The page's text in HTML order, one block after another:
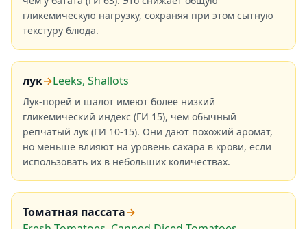
гликемическую нагрузку, сохраняя при этом сытную
текстуру блюда.
лук→Leeks, Shallots
Лук-порей и шалот имеют более низкий
гликемический индекс (ГИ 15), чем обычный
репчатый лук (ГИ 10-15). Они дают похожий аромат,
но меньше влияют на уровень сахара в крови, если
использовать их в небольших количествах.
Томатная пассата→